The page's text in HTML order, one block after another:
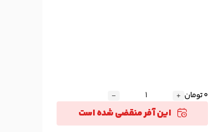
0 تومان
این آفر منقضی شده است